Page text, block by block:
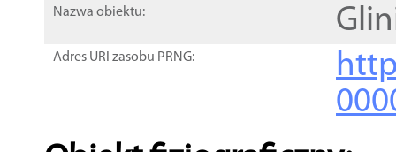
Nazwa obiektu:
Adres URI zasobu PRNG: